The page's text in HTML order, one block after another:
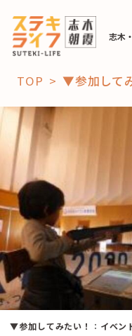
志木
「コト」
子育て
おすすめ
スポッ
「場」
HAREL
TOP ▼参加して
▼参加してみたい！ ： イベン